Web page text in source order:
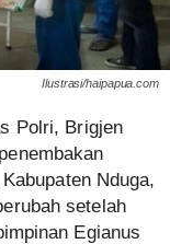
Ilustrasi/haipapua.com
Polri, Brigjen
Nduga,
setelah
Egianus